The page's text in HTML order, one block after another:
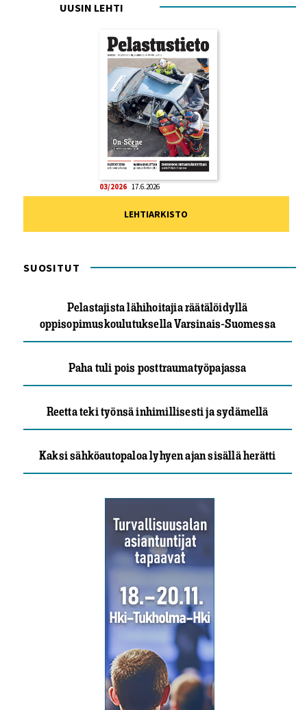
UUSIN LEHTI
03/2026 17.6.2026
LEHTIARKISTO
SUOSITUT
Pelastajista lähihoitajia räätälöidyllä
oppisopimuskoulutuksella Varsinais-Suomessa
Paha tuli pois posttraumatyöpajassa
Reetta teki työnsä inhimillisesti ja sydämellä
Kaksi sähköautopaloa lyhyen ajan sisällä herätti